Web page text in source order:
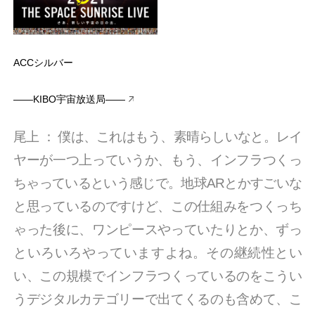
ACCシルバー
――KIBO宇宙放送局――
尾上 ：僕は、これはもう、素晴らしいなと。レイ
ヤーが一つ上っていうか、もう、インフラつくっ
ちゃっているという感じで。地球ARとかすごいな
と思っているのですけど、この仕組みをつくっち
ゃった後に、ワンピースやっていたりとか、ずっ
といろいろやっていますよね。その継続性とい
い、この規模でインフラつくっているのをこうい
うデジタルカテゴリーで出てくるのも含めて、こ